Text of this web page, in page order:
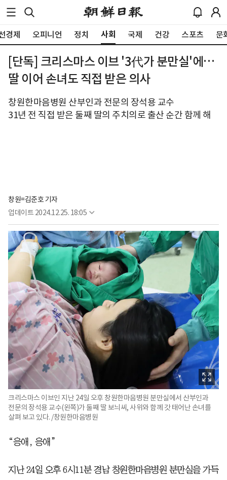
경제 오피니언 정치 사회 국제 건강 스포츠 문
[단독] 크리스마스 이브 '3代가 분만실'에…
딸 이어 손녀도 직접 받은 의사
창원한마음병원 산부인과 전문의 장석용 교수
31년 전 직접 받은 둘째 딸의 주치의로 출산 순간 함께 해
창원=김준호 기자
업데이트 2024.12.25. 18:05
크리스마스 이브인 지난 24일 오후 창원한마음병원 분만실에서 산부인과
전문의 장석용 교수(왼쪽)가 둘째 딸 보늬씨, 사위와 함께 갓 태어난 손녀를
살펴 보고 있다. /창원한마음병원
“응애, 응애”
지난 24일 오후 6시11분 경남 창원한마음병원 분만실을 가득